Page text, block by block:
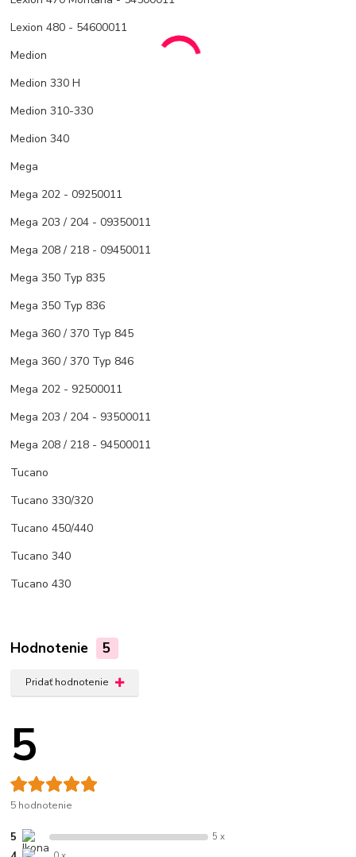
Lexion 480 - 54600011
Medion
Medion 330 H
Medion 310-330
Medion 340
Mega
Mega 202 - 09250011
Mega 203 / 204 - 09350011
Mega 208 / 218 - 09450011
Mega 350 Typ 835
Mega 350 Typ 836
Mega 360 / 370 Typ 845
Mega 360 / 370 Typ 846
Mega 202 - 92500011
Mega 203 / 204 - 93500011
Mega 208 / 218 - 94500011
Tucano
Tucano 330/320
Tucano 450/440
Tucano 340
Tucano 430
Hodnotenie 5
Pridať hodnotenie
5
5 hodnotenie
5 5 x